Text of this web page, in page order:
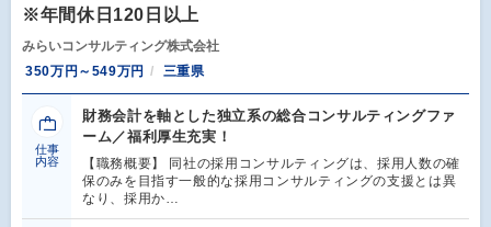
※年間休日120日以上
みらいコンサルティング株式会社
350万円～549万円
三重県
仕事
内容
財務会計を軸とした独立系の総合コンサルティングファ
ーム／福利厚生充実！
【職務概要】 同社の採用コンサルティングは、採用人数の確
保のみを目指す一般的な採用コンサルティングの支援とは異
なり、採用か…